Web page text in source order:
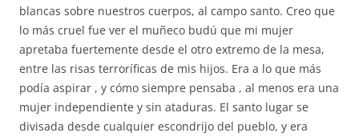
blancas sobre nuestros cuerpos, al campo santo. Creo que
lo más cruel fue ver el muñeco budú que mi mujer
apretaba fuertemente desde el otro extremo de la mesa,
entre las risas terroríficas de mis hijos. Era a lo que más
podía aspirar , y cómo siempre pensaba , al menos era una
mujer independiente y sin ataduras. El santo lugar se
divisada desde cualquier escondrijo del pueblo, y era